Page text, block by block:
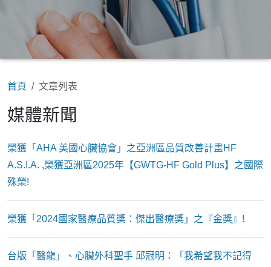
首頁 文章列表
媒體新聞
榮獲「AHA 美國心臟協會」之亞洲區品質改善計畫HF
A.S.I.A. ,榮獲亞洲區2025年【GWTG-HF Gold Plus】之國際
殊榮!
榮獲「2024國家醫療品質獎：傑出醫療獎」之『金獎』!
台版「醫龍」、⼼臟外科聖⼿ 邱冠明：「我希望我不記得